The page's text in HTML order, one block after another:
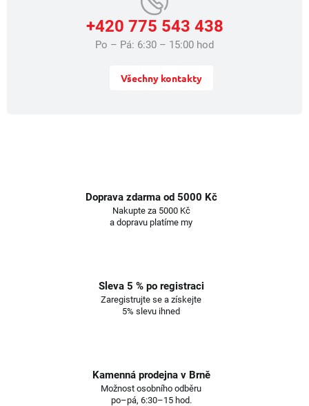
+420 775 543 438
Po – Pá: 6:30 – 15:00 hod
Všechny kontakty
Doprava zdarma od 5000 Kč
Nakupte za 5000 Kč
a dopravu platíme my
Sleva 5 % po registraci
Zaregistrujte se a získejte
5% slevu ihned
Kamenná prodejna v Brně
Možnost osobního odběru
po–pá, 6:30–15 hod.